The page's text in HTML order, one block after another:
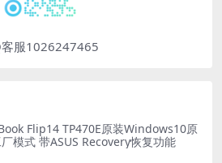
服1026247465
Flip14 TP470E原装Windows10原
模式 带ASUS Recovery恢复功能